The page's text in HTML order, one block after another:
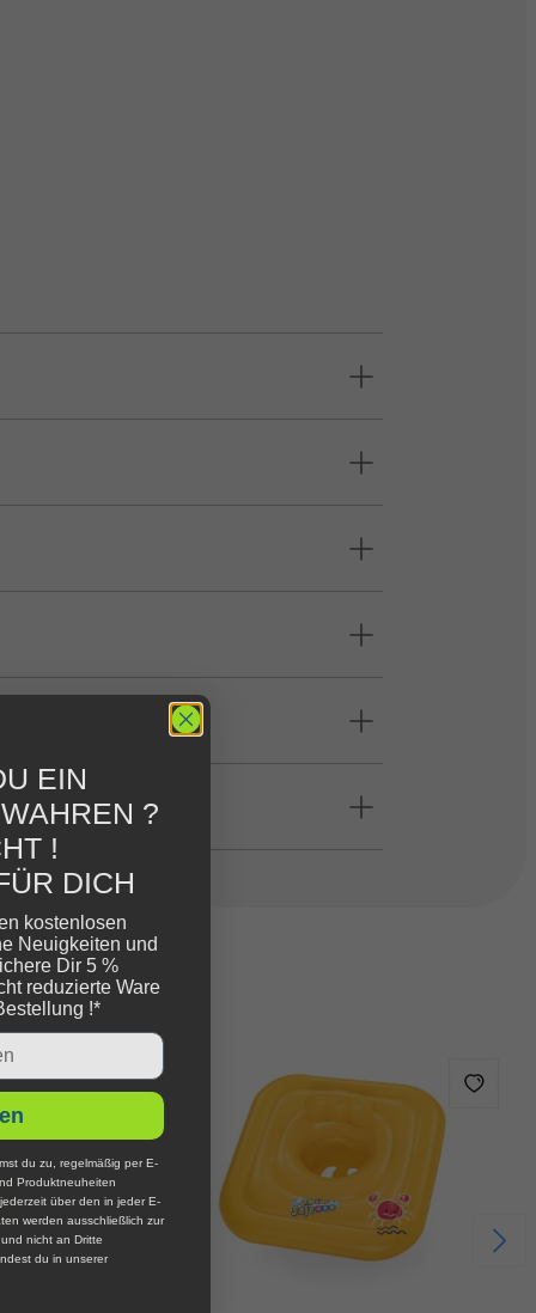
EIN
?
!
DICH
kostenlosen
Neuigkeiten und
Dir 5 %
reduzierte Ware
!*
du zu, regelmäßig per E-
Produktneuheiten
über den in jeder E-
werden ausschließlich zur
nicht an Dritte
du in unserer